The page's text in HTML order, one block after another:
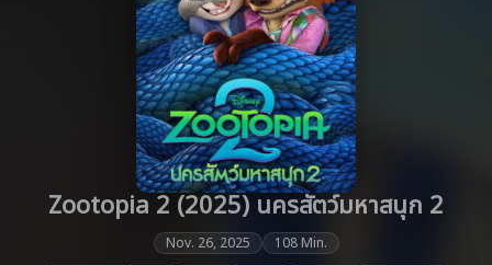
Zootopia 2 (2025) นครสัตว์มหาสนุก 2
Nov. 26, 2025
108 Min.